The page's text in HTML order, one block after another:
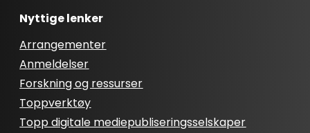
Nyttige lenker
Arrangementer
Anmeldelser
Forskning og ressurser
Toppverktøy
Topp digitale mediepubliseringsselskaper